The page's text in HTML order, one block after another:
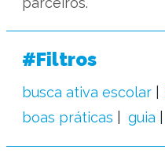
#Filtros
busca ativa escolar
boas práticas
guia